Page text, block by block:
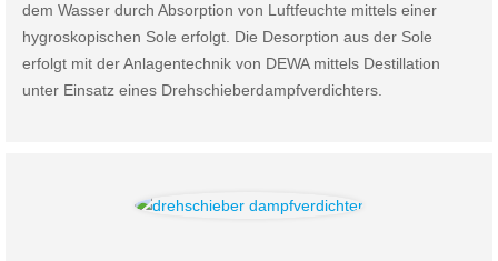
dem Wasser durch Absorption von Luftfeuchte mittels einer
hygroskopischen Sole erfolgt. Die Desorption aus der Sole
erfolgt mit der Anlagentechnik von DEWA mittels Destillation
unter Einsatz eines Drehschieberdampfverdichters.